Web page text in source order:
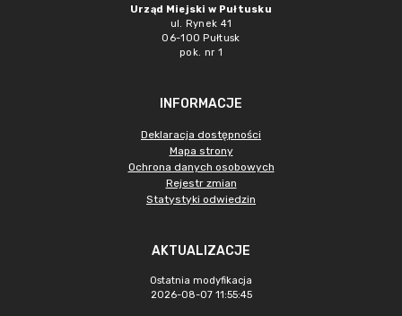
Urząd Miejski w Pułtusku
ul. Rynek 41
06-100 Pułtusk
pok. nr 1
INFORMACJE
Deklaracja dostępności
Mapa strony
Ochrona danych osobowych
Rejestr zmian
Statystyki odwiedzin
AKTUALIZACJE
Ostatnia modyfikacja
2026-08-07 11:55:45